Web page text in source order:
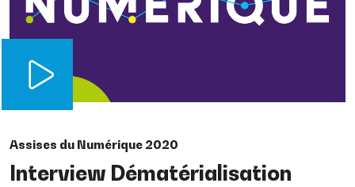
Assises du Numérique 2020
Interview Dématérialisation